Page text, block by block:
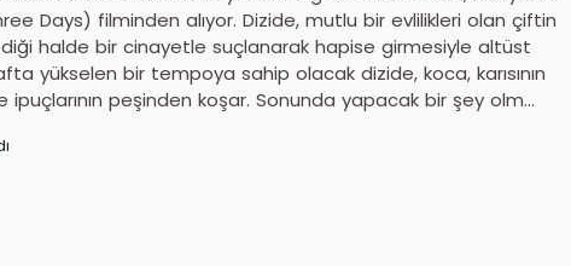
Days) filminden alıyor. Dizide, mutlu bir evlilikleri olan çiftin
halde bir cinayetle suçlanarak hapise girmesiyle altüst
yükselen bir tempoya sahip olacak dizide, koca, karısının
peşinden koşar. Sonunda yapacak bir şey olm...